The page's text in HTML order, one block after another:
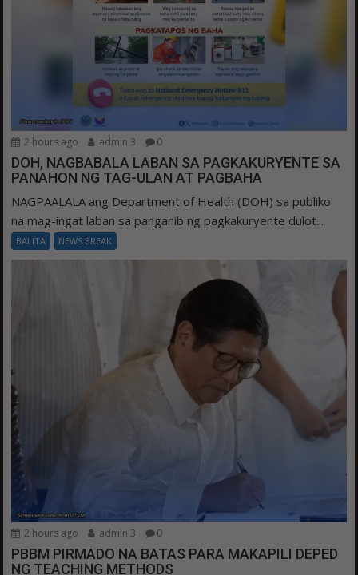
2 hours ago admin 3 0
DOH, NAGBABALA LABAN SA PAGKAKURYENTE SA
PANAHON NG TAG-ULAN AT PAGBAHA
NAGPAALALA ang Department of Health (DOH) sa publiko
na mag-ingat laban sa panganib ng pagkakuryente dulot...
BALITA NEWS BREAK
2 hours ago admin 3 0
PBBM PIRMADO NA BATAS PARA MAKAPILI DEPED
NG TEACHING METHODS